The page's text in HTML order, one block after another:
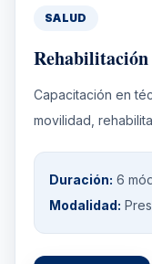
SALUD
Capacitación en
movilidad,
Duración: 6
Modalidad: